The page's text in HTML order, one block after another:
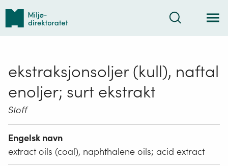
Tilbake
forsiden
Søk
ekstraksjonsoljer (kull), naftal
enoljer; surt ekstrakt
Stoff
Engelsk navn
extract oils (coal), naphthalene oils; acid extract